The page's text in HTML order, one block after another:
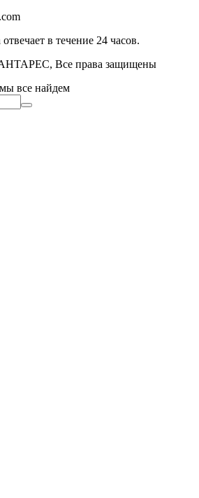
в течение 24 часов.
Все права защищены
все найдем